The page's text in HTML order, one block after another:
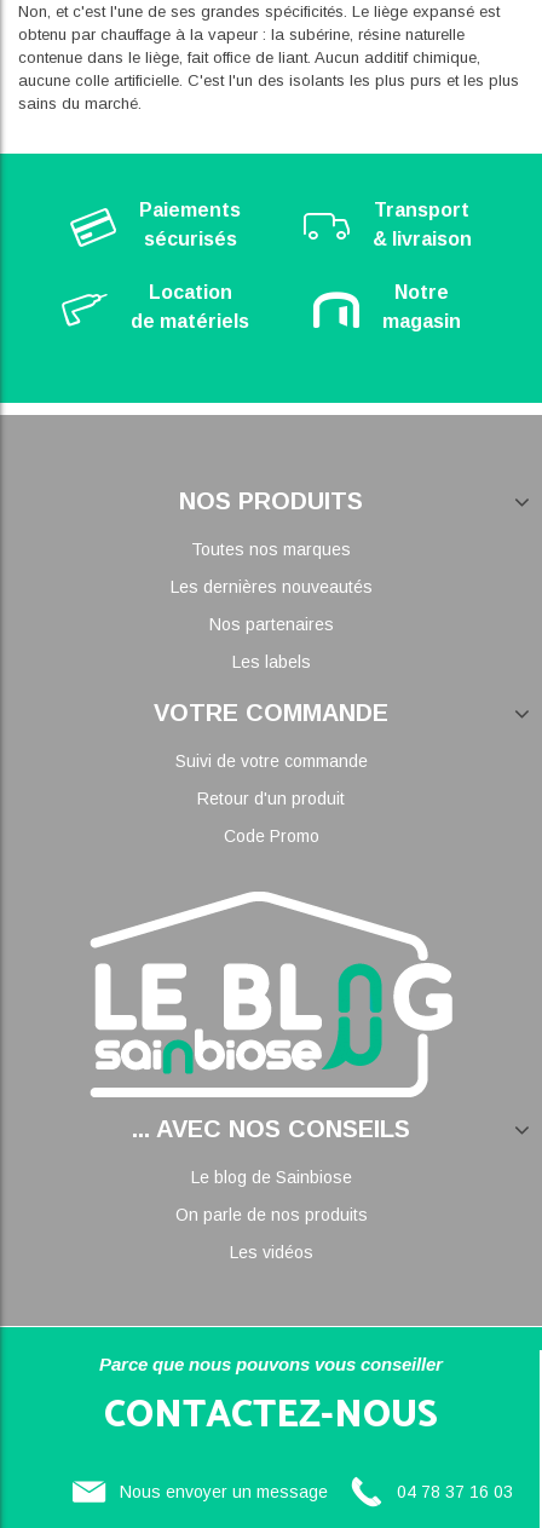
Non, et c'est l'une de ses grandes spécificités. Le liège expansé est
obtenu par chauffage à la vapeur : la subérine, résine naturelle
contenue dans le liège, fait office de liant. Aucun additif chimique,
aucune colle artificielle. C'est l'un des isolants les plus purs et les plus
sains du marché.
Paiements
sécurisés
Transport
& livraison
Location
de matériels
Notre
magasin
NOS PRODUITS
Toutes nos marques
Les dernières nouveautés
Nos partenaires
Les labels
VOTRE COMMANDE
Suivi de votre commande
Retour d'un produit
Code Promo
... AVEC NOS CONSEILS
Le blog de Sainbiose
On parle de nos produits
Les vidéos
Parce que nous pouvons vous conseiller
CONTACTEZ-NOUS
Nous envoyer un message 04 78 37 16 03